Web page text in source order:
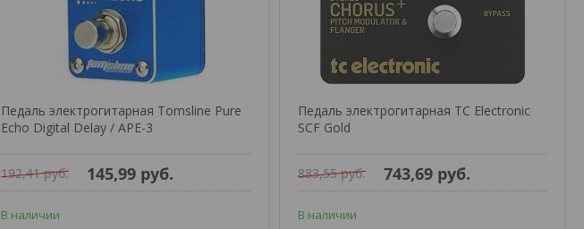
Педаль электрогитарная Tomsline Pure
Echo Digital Delay / APE-3
192,41руб. 145,99 руб.
В наличии
Педаль электрогитарная TC Electronic
SCF Gold
883,55руб. 743,69 руб.
В наличии